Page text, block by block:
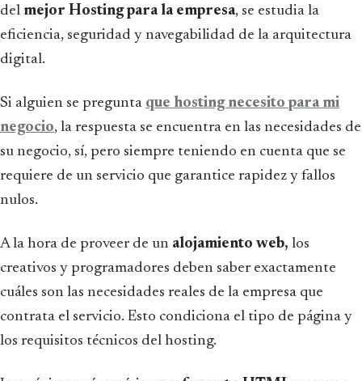
del mejor Hosting para la empresa, se estudia la
eficiencia, seguridad y navegabilidad de la arquitectura
digital.
Si alguien se pregunta que hosting necesito para mi
negocio, la respuesta se encuentra en las necesidades de
su negocio, sí, pero siempre teniendo en cuenta que se
requiere de un servicio que garantice rapidez y fallos
nulos.
A la hora de proveer de un alojamiento web, los
creativos y programadores deben saber exactamente
cuáles son las necesidades reales de la empresa que
contrata el servicio. Esto condiciona el tipo de página y
los requisitos técnicos del hosting.